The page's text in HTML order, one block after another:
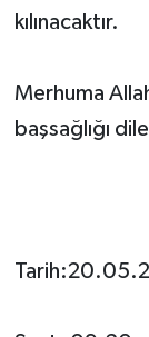
kılınacaktır.
Merhuma
başsağlığı